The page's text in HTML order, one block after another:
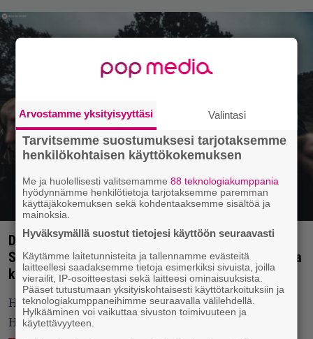
Death metal -veteraani Suffocation saapuu
Suomeen – Belphegor ja Hate mukana harvinaisilla
keikoilla
Helmikuussa kurmotetaan oikein olan takaa
Helsingissä ja Tampereella.
Arvostamme yksityisyyttäsi Valintasi
Tarvitsemme suostumuksesi tarjotaksemme
henkilökohtaisen käyttökokemuksen
Me ja huolellisesti valitsemamme88 teknologiakumppania
hyödynnämme henkilötietoja tarjotaksemme paremman
käyttäjäkokemuksen sekä kohdentaaksemme sisältöä ja
mainoksia.
Hyväksymällä suostut tietojesi käyttöön seuraavasti
Käytämme laitetunnisteita ja tallennamme evästeitä
laitteellesi saadaksemme tietoja esimerkiksi sivuista, joilla
vierailit, IP-osoitteestasi sekä laitteesi ominaisuuksista.
Pääset tutustumaan yksityiskohtaisesti käyttötarkoituksiin ja
teknologiakumppaneihimme seuraavalla välilehdellä.
Hylkääminen voi vaikuttaa sivuston toimivuuteen ja
käytettävyyteen.